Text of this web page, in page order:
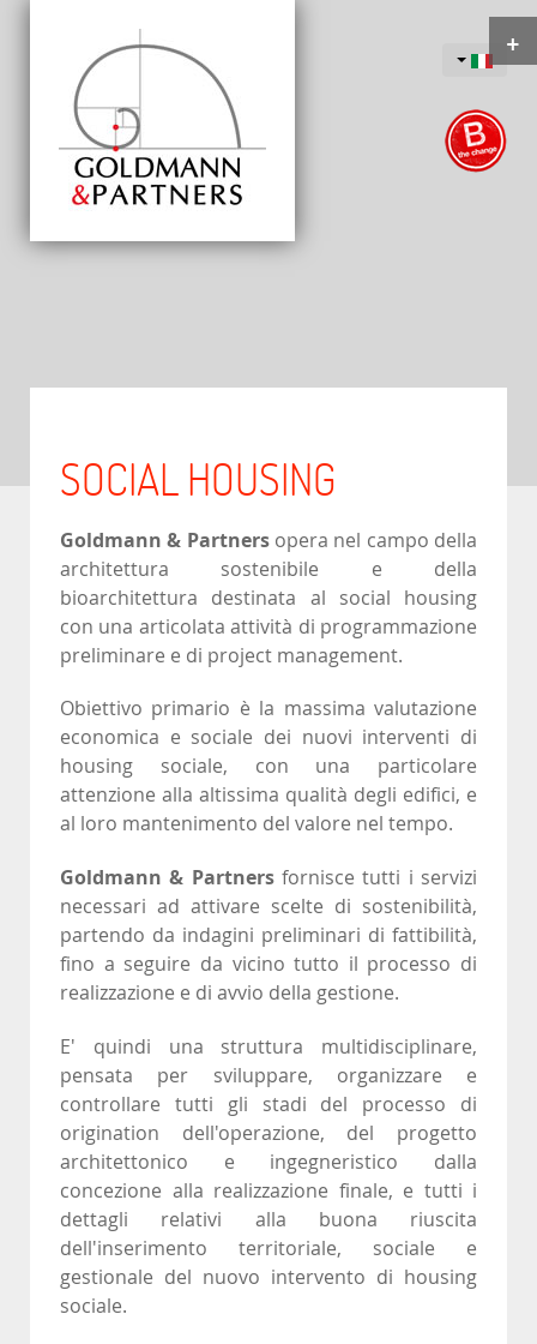
SOCIAL HOUSING
Goldmann& Partnersopera nel campo della
architettura sostenibile e della
bioarchitettura destinata al social housing
con una articolata attività di programmazione
preliminare e di project management.
Obiettivo primario è la massima valutazione
economica e sociale dei nuovi interventi di
housing sociale, con una particolare
attenzione alla altissima qualità degli edifici, e
al loro mantenimento del valore nel tempo.
Goldmann& Partnersfornisce tutti i servizi
necessari ad attivare scelte di sostenibilità,
partendo da indagini preliminari di fattibilità,
fino a seguire da vicino tutto il processo di
realizzazione e di avvio della gestione.
E' quindi una struttura multidisciplinare,
pensata per sviluppare, organizzare e
controllare tutti gli stadi del processo di
origination dell'operazione, del progetto
architettonico e ingegneristico dalla
concezione alla realizzazione finale, e tutti i
dettagli relativi alla buona riuscita
dell'inserimento territoriale, sociale e
gestionale del nuovo intervento di housing
sociale.
+